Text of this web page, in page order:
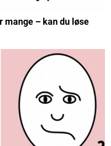
– kan du løse